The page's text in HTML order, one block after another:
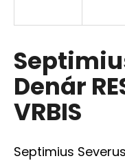
Denár
VRBIS
Septimius Severus
s
ť
?